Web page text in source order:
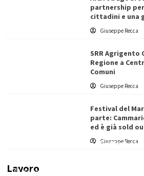
partnership
cittadini e una
Giuseppe Recca
SRR Agrigento
Regione a
Comuni
Giuseppe Recca
Festival del
parte:
ed è già sold
Giuseppe Recca
Lavoro
Vino in Italia: il giro d’affari
Filippo Cardinale